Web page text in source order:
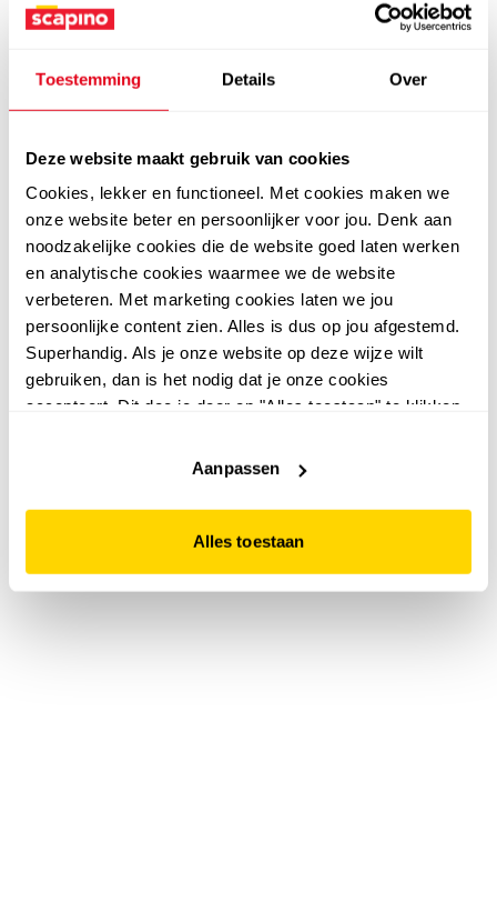
Toestemming Details Over
Deze website maakt gebruik van cookies
Cookies, lekker en functioneel. Met cookies maken we
onze website beter en persoonlijker voor jou. Denk aan
noodzakelijke cookies die de website goed laten werken
en analytische cookies waarmee we de website
verbeteren. Met marketing cookies laten we jou
persoonlijke content zien. Alles is dus op jou afgestemd.
Superhandig. Als je onze website op deze wijze wilt
gebruiken, dan is het nodig dat je onze cookies
accepteert. Dit doe je door op "Alles toestaan" te klikken.
website niet optimaal functioneert.
Aanpassen
Alles toestaan